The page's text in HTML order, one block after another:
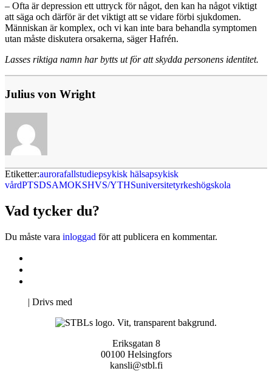
– Ofta är depression ett uttryck för något, den kan ha något viktigt
att säga och därför är det viktigt att se vidare förbi sjukdomen.
Människan är komplex, och vi kan inte bara behandla symptomen
utan måste diskutera orsakerna, säger Hafrén.
Lasses riktiga namn har bytts ut för att skydda personens identitet.
Julius von Wright
Etiketter:aurorafallstudiepsykisk hälsapsykisk
vårdPTSDSAMOKSHVS/YTHSuniversitetyrkeshögskola
Vad tycker du?
Du måste vara inloggad för att publicera en kommentar.
| Drivs med
Eriksgatan 8
00100 Helsingfors
kansli@stbl.fi